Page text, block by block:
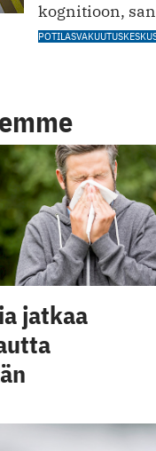
kognitioon,
jatkaa